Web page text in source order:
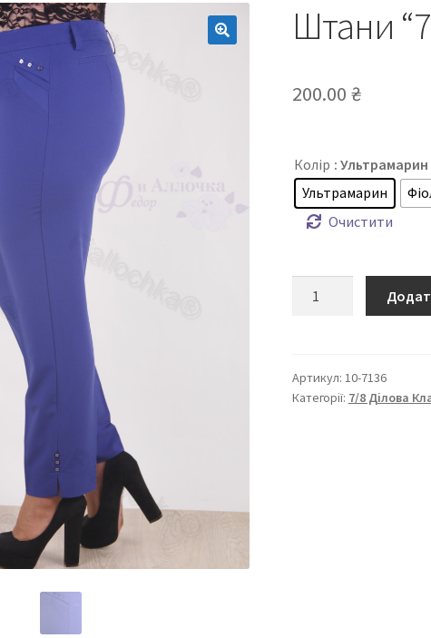
Штани
200.00 ₴
Колір : Ультрамарин
Ультрамарин
Очистити
10-
7136
Артикул: 10-7136
Категорії: 7/8 Ділова